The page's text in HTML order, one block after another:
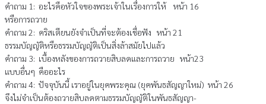
คำถาม 1: อะไรคือหัวใจของพระเจ้าในเรื่องการให้ หน้า 16
หรือการถวาย
คำถาม 2: คริสเตียนยังจำเป็นที่จะต้องเชื่อฟัง หน้า 21
ธรรมบัญญัติหรือธรรมบัญญัติเป็นสิ่งล้าสมัยไปแล้ว
คำถาม 3: เบื้องหลังของการถวายสิบลดและการถวาย หน้า23
แบบอื่นๆ คืออะไร
คำถาม 4: ปัจจุบันนี้ เราอยู่ในยุคพระคุณ (ยุคพันธสัญญาใหม่) หน้า 26
จึงไม่จำเป็นต้องถวายสิบลดตามธรรมบัญญัติในพันธสัญญา-